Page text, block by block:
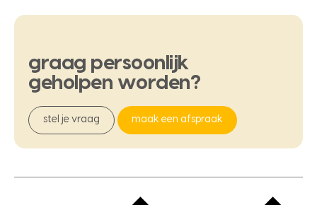
graag persoonlijk
geholpen worden?
stel je vraag maak een afspraak